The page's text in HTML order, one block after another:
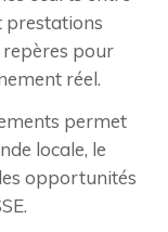
prestations
repères pour
réel.
permet
locale, le
opportunités